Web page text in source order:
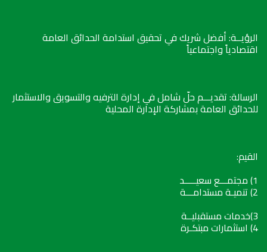
الرؤيــة: أفضل شريك في تحقيق استدامة الحدائق العامة
اقتصادياً واجتماعياً
الرسالة: تقديـــم حلّ شامل في إدارة الترفيه والتسويق والاستثمار
للحدائق العامة بمشاركة الإدارة المحلية
القيم:
1) مجتمـــع سعيـــــد
2) تنميـة مستدامـــة
3)خدمات مستقبليــة
4) استثمارات مبتكـرة